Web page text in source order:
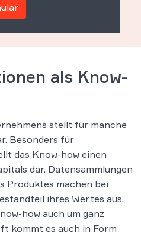
als Know-
stellt für manche
Besonders für
das Know-how einen
dar. Datensammlungen
Produktes machen bei
ihres Wertes aus.
how auch um ganz
kommt es auch in Form